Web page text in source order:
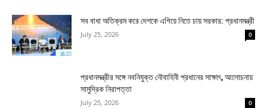
সব বাধা অতিক্রম করে দেশকে এগিয়ে নিতে চায় সরকার: প্রধানমন্ত্রী
July 25, 2026 0
প্রধানমন্ত্রীর সঙ্গে নবনিযুক্ত নৌবাহিনী প্রধানের সাক্ষাৎ, আলোচনায়
সামুদ্রিক নিরাপত্তা
July 25, 2026 0